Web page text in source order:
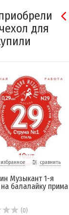
для
избранное сравнить
Музыкант 1-я
на балалайку прима
(0)